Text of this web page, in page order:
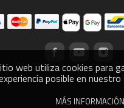
web utiliza cookies para
posible en
MÁS INFORMACIÓN